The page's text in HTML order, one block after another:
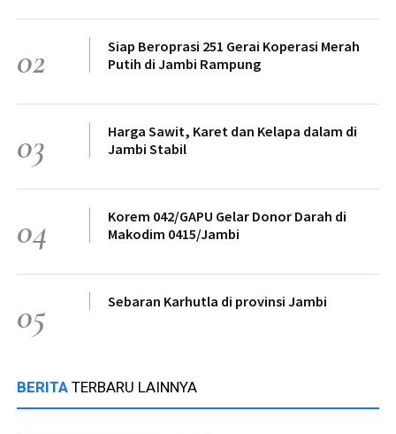
02
Siap Beroprasi 251 Gerai Koperasi Merah
Putih di Jambi Rampung
03
Harga Sawit, Karet dan Kelapa dalam di
Jambi Stabil
04
Korem 042/GAPU Gelar Donor Darah di
Makodim 0415/Jambi
05 Sebaran Karhutla di provinsi Jambi
BERITA TERBARU LAINNYA